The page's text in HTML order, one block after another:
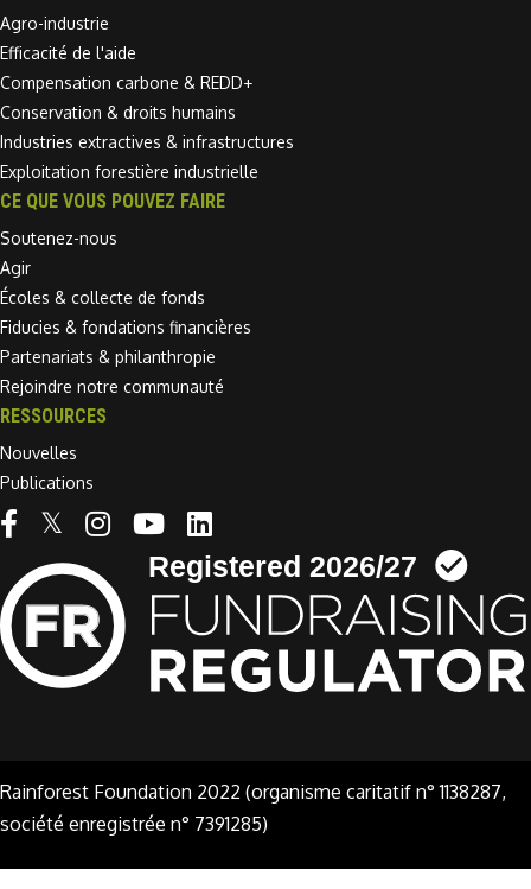
Agro-industrie
Efficacité de l'aide
Compensation carbone & REDD+
Conservation & droits humains
Industries extractives & infrastructures
Exploitation forestière industrielle
CE QUE VOUS POUVEZ FAIRE
Soutenez-nous
Agir
Écoles & collecte de fonds
Fiducies & fondations financières
Partenariats & philanthropie
Rejoindre notre communauté
RESSOURCES
Nouvelles
Publications
Linkedin link
Rainforest Foundation 2022 (organisme caritatif n° 1138287,
société enregistrée n° 7391285)